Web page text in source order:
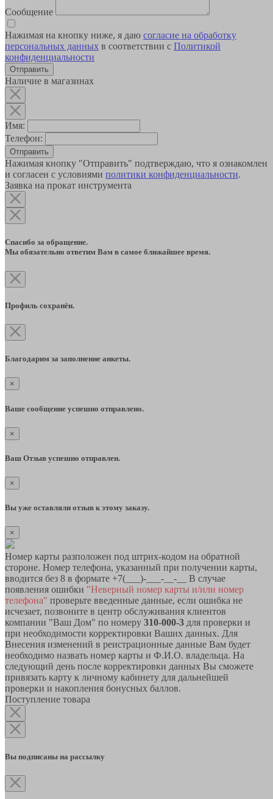
Сообщение
Нажимая на кнопку ниже, я даю согласие на обработку
персональных данных в соответствии с Политикой
конфиденциальности
Наличие в магазинах
Имя:
Телефон:
Отправить
Нажимая кнопку "Отправить" подтверждаю, что я ознакомлен
и согласен с условиями политики конфиденциальности.
Заявка на прокат инструмента
Спасибо за обращение.
Мы обязательно ответим Вам в самое ближайшее время.
Профиль сохранён.
Благодарим за заполнение анкеты.
×
Ваше сообщение успешно отправлено.
×
Ваш Отзыв успешно отправлен.
×
Вы уже оставляли отзыв к этому заказу.
×
Номер карты разположен под штрих-кодом на обратной
стороне. Номер телефона, указанный при получении карты,
вводится без 8 в формате +7(___)-___-__-__ В случае
появления ошибки "Неверный номер карты и/или номер
телефона" проверьте введенные данные, если ошибка не
исчезает, позвоните в центр обслуживания клиентов
компании "Ваш Дом" по номеру 310-000-3 для проверки и
при необходимости корректировки Ваших данных. Для
Внесения изменений в реистрационные данные Вам будет
необходимо назвать номер карты и Ф.И.О. владельца. На
следующий день после корректировки данных Вы сможете
привязать карту к личному кабинету для дальнейшей
проверки и накопления бонусных баллов.
Поступление товара
Вы подписаны на рассылку